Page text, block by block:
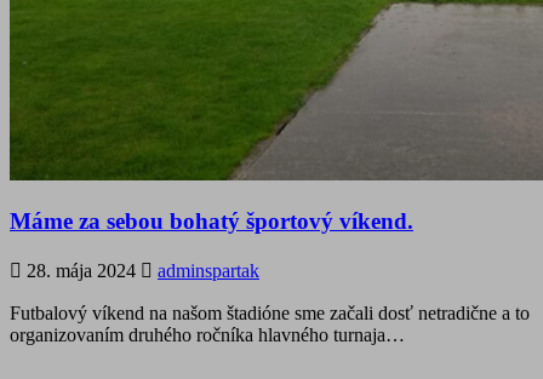
Máme za sebou bohatý športový víkend.
28. mája 2024 adminspartak
Futbalový víkend na našom štadióne sme začali dosť netradične a to
organizovaním druhého ročníka hlavného turnaja…